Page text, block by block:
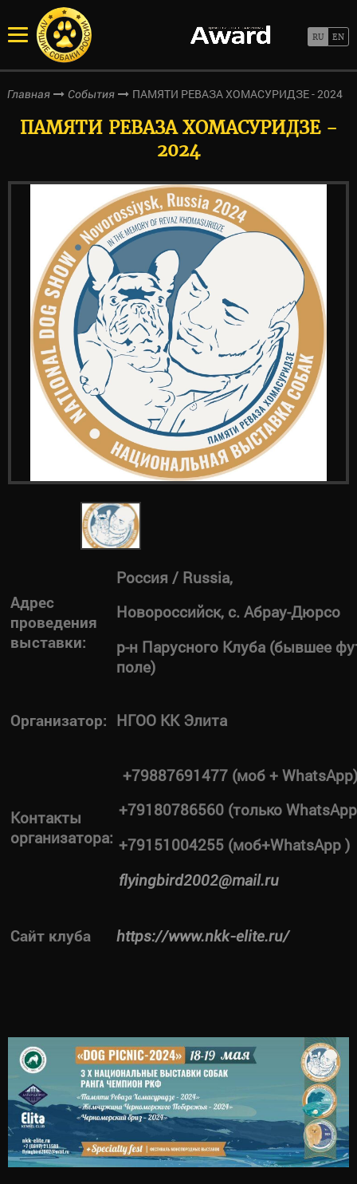
Главная События ПАМЯТИ РЕВАЗА ХОМАСУРИДЗЕ - 2024
ПАМЯТИ РЕВАЗА ХОМАСУРИДЗЕ -
2024
Адрес
проведения
выставки:
Россия / Russia,
Новороссийск, с. Абрау-Дюрсо
р-н Парусного Клуба (бывшее
поле)
Организатор: НГОО КК Элита
Контакты
организатора:
+79887691477 (моб + WhatsApp)
+79180786560 (только
+79151004255 (моб+WhatsApp )
flyingbird2002@mail.ru
Сайт клуба https://www.nkk-elite.ru/